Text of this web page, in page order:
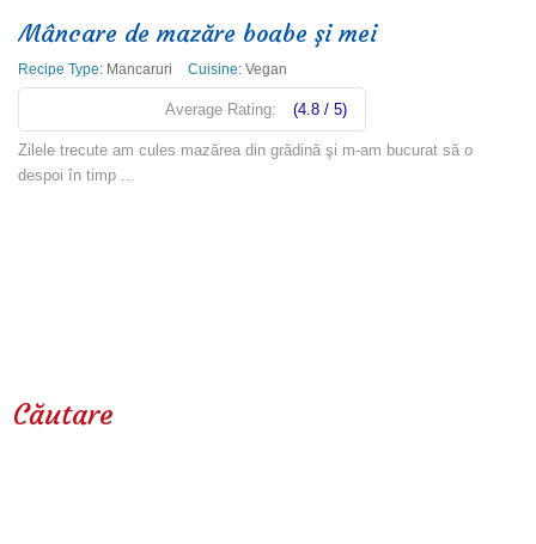
Mâncare de mazăre boabe şi mei
Recipe Type: Mancaruri Cuisine:Vegan
Average Rating: (4.8 / 5)
Zilele trecute am cules mazărea din grădină şi m-am bucurat să o
despoi în timp ...
Căutare